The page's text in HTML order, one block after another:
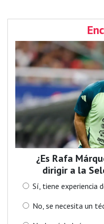
¿Es Rafa
dirigir a la
Sí, tiene experiencia
No, se necesita un